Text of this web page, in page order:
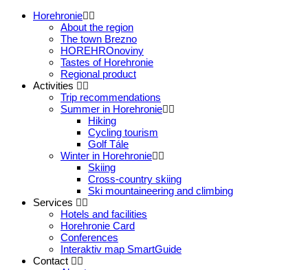
Horehronie
About the region
The town Brezno
HOREHROnoviny
Tastes of Horehronie
Regional product
Activities
Trip recommendations
Summer in Horehronie
Hiking
Cycling tourism
Golf Tále
Winter in Horehronie
Skiing
Cross-country skiing
Ski mountaineering and climbing
Services
Hotels and facilities
Horehronie Card
Conferences
Interaktiv map SmartGuide
Contact